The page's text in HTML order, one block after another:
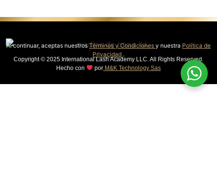
Al continuar, aceptas nuestrosTérminos y Condiciones y nuestra Política de
Privacidad .
Copyright © 2025 International Lash Academy LLC. All Rights Reserved.
Hecho con
porM&K Technology Sas